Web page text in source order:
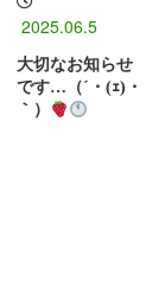
2025.06.5
大切なお知らせ
です…（´・(ｪ)・
｀）